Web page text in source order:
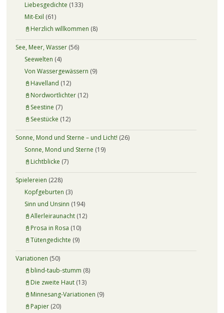
Liebesgedichte (133)
Mit-Exil (61)
📓Herzlich willkommen (8)
See, Meer, Wasser(56)
Seewelten (4)
Von Wassergewässern (9)
📓Havelland (12)
📓Nordwortlichter(12)
📓Seestine (7)
📓Seestücke (12)
Sonne, Mond und Sterne – und Licht! (26)
Sonne, Mond und Sterne (19)
📓Lichtblicke (7)
Spielereien (228)
Kopfgeburten (3)
Sinn und Unsinn (194)
📓Allerleiraunacht(12)
📓Prosa in Rosa (10)
📓Tütengedichte (9)
Variationen (50)
📓blind-taub-stumm (8)
📓Die zweite Haut(13)
📓Minnesang-Variationen (9)
📓Papier(20)